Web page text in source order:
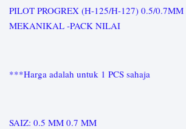
PILOT PROGREX (H-125/H-127) 0.5/0.7MM
MEKANIKAL -PACK NILAI
***Harga adalah untuk 1 PCS sahaja
SAIZ: 0.5 MM 0.7 MM